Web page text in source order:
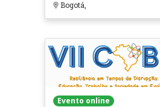
Bogotá,
Evento online